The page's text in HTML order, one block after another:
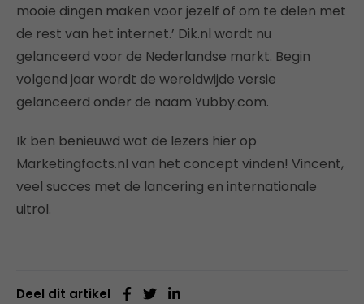
mooie dingen maken voor jezelf of om te delen met
de rest van het internet.’ Dik.nl wordt nu
gelanceerd voor de Nederlandse markt. Begin
volgend jaar wordt de wereldwijde versie
gelanceerd onder de naam Yubby.com.
Ik ben benieuwd wat de lezers hier op
Marketingfacts.nl van het concept vinden! Vincent,
veel succes met de lancering en internationale
uitrol.
Deel dit artikel